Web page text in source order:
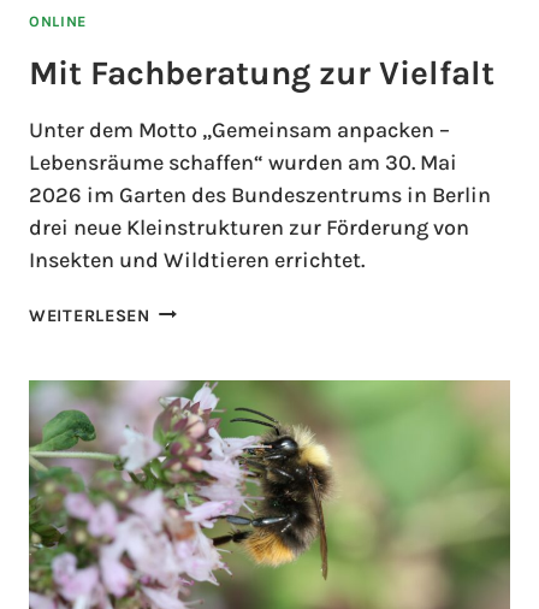
ONLINE
Mit Fachberatung zur Vielfalt
Unter dem Motto „Gemeinsam anpacken –
Lebensräume schaffen“ wurden am 30. Mai
2026 im Garten des Bundeszentrums in Berlin
drei neue Kleinstrukturen zur Förderung von
Insekten und Wildtieren errichtet.
WEITERLESEN